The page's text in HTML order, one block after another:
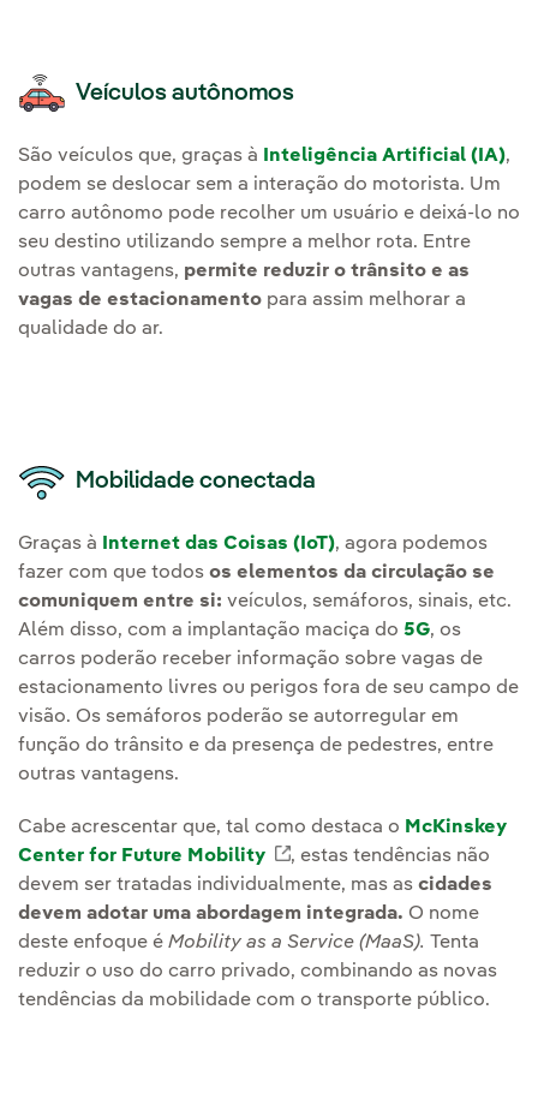
Veículos autônomos
São veículos que, graças à Inteligência Artificial (IA),
podem se deslocar sem a interação do motorista. Um
carro autônomo pode recolher um usuário e deixá-lo no
seu destino utilizando sempre a melhor rota. Entre
outras vantagens, permite reduzir o trânsito e as
vagas de estacionamento para assim melhorar a
qualidade do ar.
Mobilidade conectada
Graças à Internet das Coisas (IoT), agora podemos
fazer com que todos os elementos da circulação se
comuniquem entre si: veículos, semáforos, sinais, etc.
Além disso, com a implantação maciça do 5G, os
carros poderão receber informação sobre vagas de
estacionamento livres ou perigos fora de seu campo de
visão. Os semáforos poderão se autorregular em
função do trânsito e da presença de pedestres, entre
outras vantagens.
Cabe acrescentar que, tal como destaca o McKinskey
Center for Future Mobility
Link externo, abra em
, estas tendências não
devem ser tratadas individualmente, mas as cidades
devem adotar uma abordagem integrada. O nome
deste enfoque é Mobility as a Service (MaaS). Tenta
reduzir o uso do carro privado, combinando as novas
tendências da mobilidade com o transporte público.